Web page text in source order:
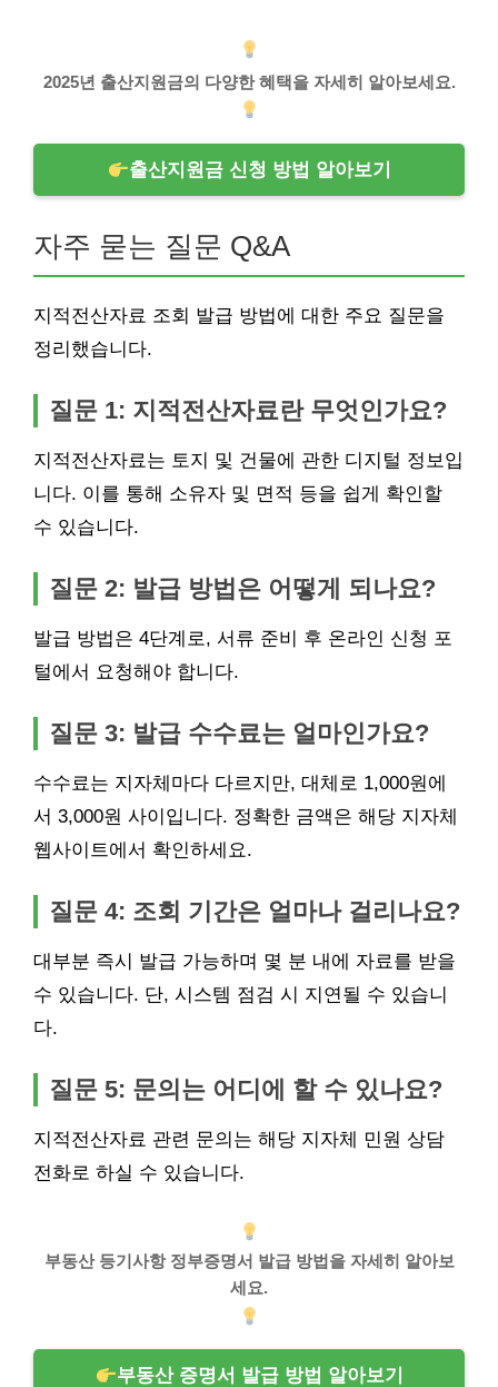
2025년 출산지원금의 다양한 혜택을 자세히 알아보세요.
출산지원금 신청 방법 알아보기
자주 묻는 질문 Q&A
지적전산자료 조회 발급 방법에 대한 주요 질문을
정리했습니다.
질문 1: 지적전산자료란 무엇인가요?
지적전산자료는 토지 및 건물에 관한 디지털 정보입
니다. 이를 통해 소유자 및 면적 등을 쉽게 확인할
수 있습니다.
질문 2: 발급 방법은 어떻게 되나요?
발급 방법은 4단계로, 서류 준비 후 온라인 신청 포
털에서 요청해야 합니다.
질문 3: 발급 수수료는 얼마인가요?
수수료는 지자체마다 다르지만, 대체로 1,000원에
서 3,000원 사이입니다. 정확한 금액은 해당 지자체
웹사이트에서 확인하세요.
질문 4: 조회 기간은 얼마나 걸리나요?
대부분 즉시 발급 가능하며 몇 분 내에 자료를 받을
수 있습니다. 단, 시스템 점검 시 지연될 수 있습니
다.
질문 5: 문의는 어디에 할 수 있나요?
지적전산자료 관련 문의는 해당 지자체 민원 상담
전화로 하실 수 있습니다.
부동산 등기사항 정부증명서 발급 방법을 자세히 알아보
세요.
부동산 증명서 발급 방법 알아보기